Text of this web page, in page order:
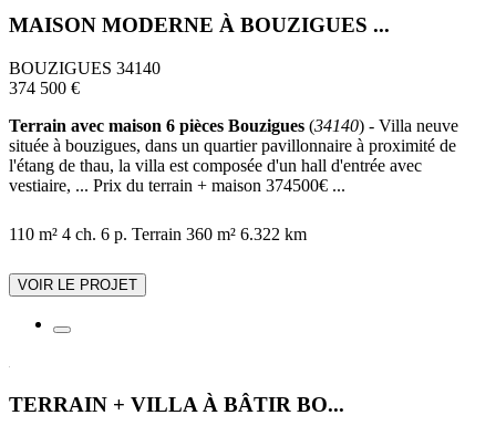
MAISON MODERNE À BOUZIGUES ...
BOUZIGUES 34140
374 500 €
Terrain avec maison 6 pièces Bouzigues (34140) - Villa neuve
située à bouzigues, dans un quartier pavillonnaire à proximité de
l'étang de thau, la villa est composée d'un hall d'entrée avec
vestiaire, ... Prix du terrain + maison 374500€ ...
110 m² 4 ch. 6 p. Terrain 360 m² 6.322 km
VOIR LE PROJET
TERRAIN + VILLA À BÂTIR BO...